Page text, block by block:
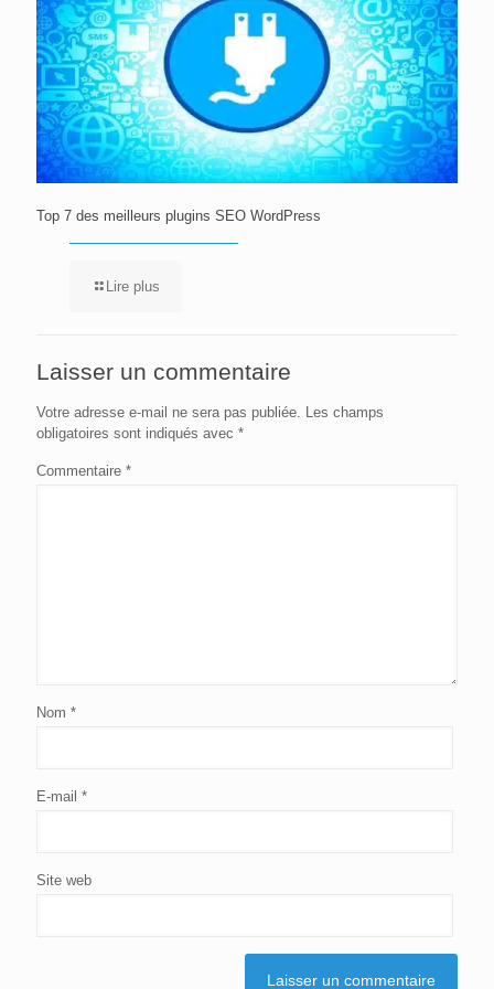
Top 7 des meilleurs plugins SEO WordPress
Lire plus
Laisser un commentaire
Votre adresse e-mail ne sera pas publiée. Les champs
obligatoires sont indiqués avec *
Commentaire *
Nom *
E-mail *
Site web